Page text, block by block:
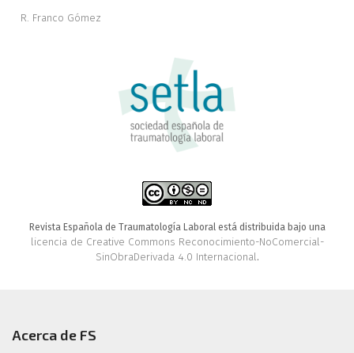
R. Franco Gómez
Revista Española de Traumatología Laboral está distribuida bajo una
licencia de Creative Commons Reconocimiento-NoComercial-
SinObraDerivada 4.0 Internacional.
Acerca de FS